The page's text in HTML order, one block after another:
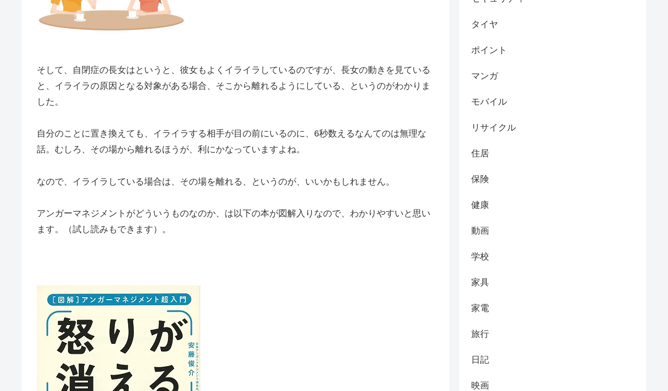
そして、自閉症の長女はというと、彼女もよくイライラしているのですが、長女の動きを見ている
と、イライラの原因となる対象がある場合、そこから離れるようにしている、というのがわかりま
した。
自分のことに置き換えても、イライラする相手が目の前にいるのに、6秒数えるなんてのは無理な
話。むしろ、その場から離れるほうが、利にかなっていますよね。
なので、イライラしている場合は、その場を離れる、というのが、いいかもしれません。
アンガーマネジメントがどういうものなのか、は以下の本が図解入りなので、わかりやすいと思い
ます。（試し読みもできます）。
タイヤ
ポイント
マンガ
モバイル
リサイクル
住居
保険
健康
動画
学校
家具
家電
旅行
日記
映画